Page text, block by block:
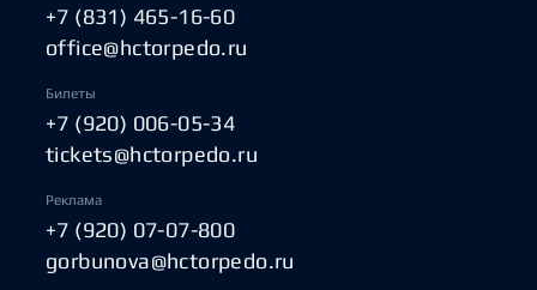
+7 (831) 465-16-60
office@hctorpedo.ru
Билеты
+7 (920) 006-05-34
tickets@hctorpedo.ru
Реклама
+7 (920) 07-07-800
gorbunova@hctorpedo.ru